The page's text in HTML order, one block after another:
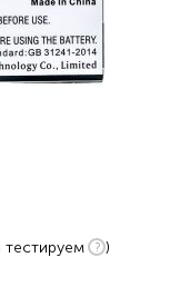
тестируем
)